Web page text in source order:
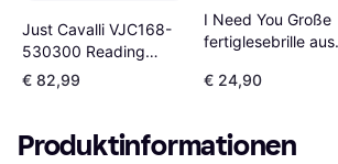
Just Cavalli VJC168-
530300 Reading
Glasses Golden
Damen
€ 82,99
I Need You Große
fertiglesebrille aus
federscharnier Gold
€ 24,90
Produktinformationen